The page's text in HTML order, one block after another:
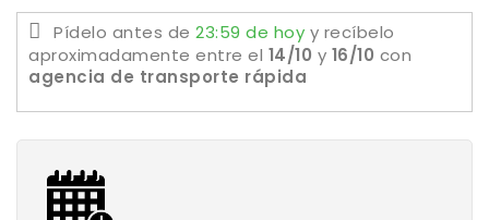
Pídelo antes de 23:59 de hoy y recíbelo
aproximadamente entre el 14/10 y 16/10 con
agencia de transporte rápida